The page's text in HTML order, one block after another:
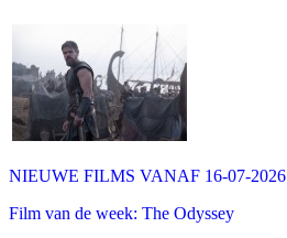
NIEUWE FILMS VANAF 16-07-2026
Film van de week: The Odyssey